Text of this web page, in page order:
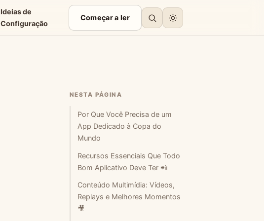
Ideias de
Configuração
Começar a ler
NESTA PÁGINA
Por Que Você Precisa de um
App Dedicado à Copa do
Mundo
Recursos Essenciais Que Todo
Bom Aplicativo Deve Ter 📲
Conteúdo Multimídia: Vídeos,
Replays e Melhores Momentos
🎥